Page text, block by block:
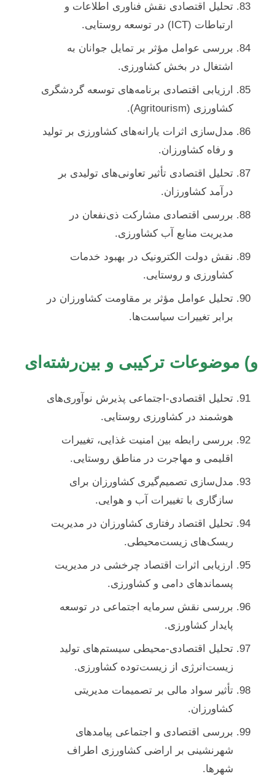
تحلیل اقتصادی نقش فناوری اطلاعات و
ارتباطات (ICT) در توسعه روستایی.
بررسی عوامل مؤثر بر تمایل جوانان به
اشتغال در بخش کشاورزی.
ارزیابی اقتصادی برنامه‌های توسعه گردشگری
کشاورزی (Agritourism).
مدل‌سازی اثرات یارانه‌های کشاورزی بر تولید
و رفاه کشاورزان.
تحلیل اقتصادی تأثیر تعاونی‌های تولیدی بر
درآمد کشاورزان.
بررسی اقتصادی مشارکت ذی‌نفعان در
مدیریت منابع آب کشاورزی.
نقش دولت الکترونیک در بهبود خدمات
کشاورزی و روستایی.
تحلیل عوامل مؤثر بر مقاومت کشاورزان در
برابر تغییرات سیاست‌ها.
و) موضوعات ترکیبی و بین‌رشته‌ای
تحلیل اقتصادی-اجتماعی پذیرش نوآوری‌های
هوشمند در کشاورزی روستایی.
بررسی رابطه بین امنیت غذایی، تغییرات
اقلیمی و مهاجرت در مناطق روستایی.
مدل‌سازی تصمیم‌گیری کشاورزان برای
سازگاری با تغییرات آب و هوایی.
تحلیل اقتصاد رفتاری کشاورزان در مدیریت
ریسک‌های زیست‌محیطی.
ارزیابی اثرات اقتصاد چرخشی در مدیریت
پسماندهای دامی و کشاورزی.
بررسی نقش سرمایه اجتماعی در توسعه
پایدار کشاورزی.
تحلیل اقتصادی-محیطی سیستم‌های تولید
زیست‌انرژی از زیست‌توده کشاورزی.
تأثیر سواد مالی بر تصمیمات مدیریتی
کشاورزان.
بررسی اقتصادی و اجتماعی پیامدهای
شهرنشینی بر اراضی کشاورزی اطراف
شهرها.